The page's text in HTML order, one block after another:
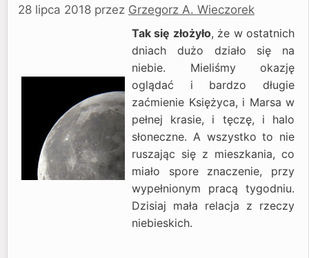
28 lipca 2018 przez Grzegorz A. Wieczorek
Tak się złożyło, że w ostatnich
dniach dużo działo się na
niebie. Mieliśmy okazję
oglądać i bardzo długie
zaćmienie Księżyca, i Marsa w
pełnej krasie, i tęczę, i halo
słoneczne. A wszystko to nie
ruszając się z mieszkania, co
miało spore znaczenie, przy
wypełnionym pracą tygodniu.
Dzisiaj mała relacja z rzeczy
niebieskich.